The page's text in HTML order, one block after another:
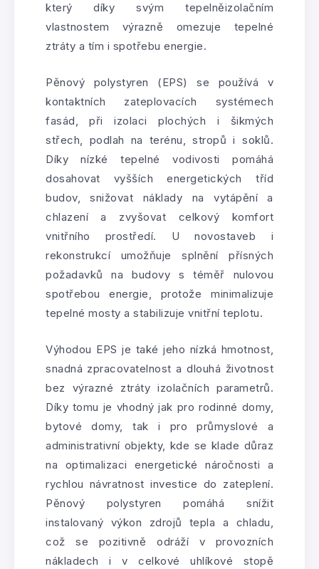
který díky svým tepelněizolačním
vlastnostem výrazně omezuje tepelné
ztráty a tím i spotřebu energie.
Pěnový polystyren (EPS) se používá v
kontaktních zateplovacích systémech
fasád, při izolaci plochých i šikmých
střech, podlah na terénu, stropů i soklů.
Díky nízké tepelné vodivosti pomáhá
dosahovat vyšších energetických tříd
budov, snižovat náklady na vytápění a
chlazení a zvyšovat celkový komfort
vnitřního prostředí. U novostaveb i
rekonstrukcí umožňuje splnění přísných
požadavků na budovy s téměř nulovou
spotřebou energie, protože minimalizuje
tepelné mosty a stabilizuje vnitřní teplotu.
Výhodou EPS je také jeho nízká hmotnost,
snadná zpracovatelnost a dlouhá životnost
bez výrazné ztráty izolačních parametrů.
Díky tomu je vhodný jak pro rodinné domy,
bytové domy, tak i pro průmyslové a
administrativní objekty, kde se klade důraz
na optimalizaci energetické náročnosti a
rychlou návratnost investice do zateplení.
Pěnový polystyren pomáhá snížit
instalovaný výkon zdrojů tepla a chladu,
což se pozitivně odráží v provozních
nákladech i v celkové uhlíkové stopě